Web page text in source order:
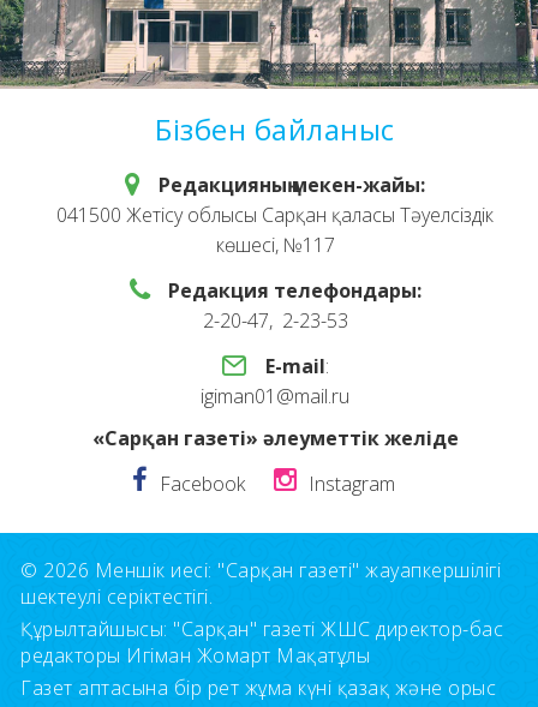
Бізбен байланыс
Редакцияның мекен-жайы:
041500 Жетісу облысы Сарқан қаласы Тәуелсіздік
көшесі, №117
Редакция телефондары:
2-20-47, 2-23-53
E-mail:
igiman01@mail.ru
«Сарқан газеті» әлеуметтік желіде
Facebook
Instagram
© 2026 Меншік иесі: "Сарқан газеті" жауапкершілігі
шектеулі серіктестігі.
Құрылтайшысы: "Сарқан" газеті ЖШС директор-бас
редакторы Игіман Жомарт Мақатұлы
Газет аптасына бір рет жұма күні қазақ және орыс